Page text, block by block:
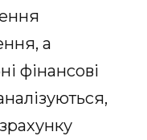
а
фінансові